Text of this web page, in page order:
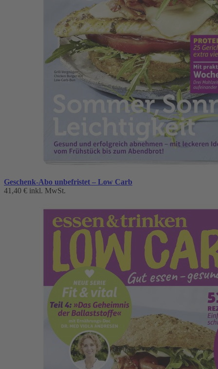
Geschenk-Abo unbefristet – Low Carb
41,40 € inkl. MwSt.